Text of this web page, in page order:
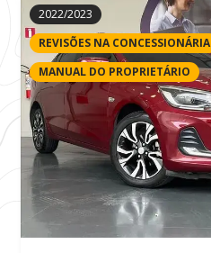
2022/2023
REVISÕES NA CONCESSIONÁRIA
MANUAL DO PROPRIETÁRIO